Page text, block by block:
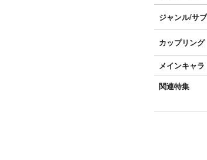
ジャンル/サ
カップリング
メインキャラ
関連特集